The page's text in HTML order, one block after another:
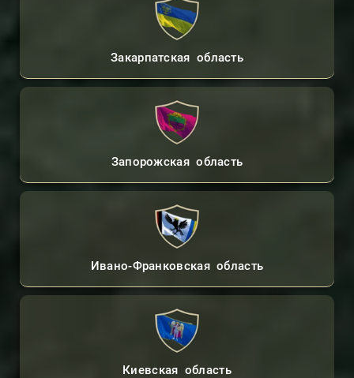
Закарпатская область
Запорожская область
Ивано-Франковская область
Киевская область